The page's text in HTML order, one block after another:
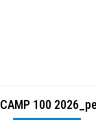
BSK600 – 5139960